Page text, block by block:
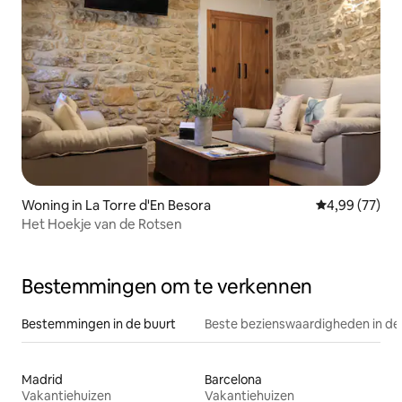
Woning in La Torre d'En Besora Gemiddelde
4,99 (77)
Het Hoekje van de Rotsen
Bestemmingen om te verkennen
Bestemmingen in de buurt Beste bezienswaardigheden in
Madrid
Vakantiehuizen
Barcelona
Vakantiehuizen